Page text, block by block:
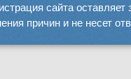
сайта оставляет
причин и не несет